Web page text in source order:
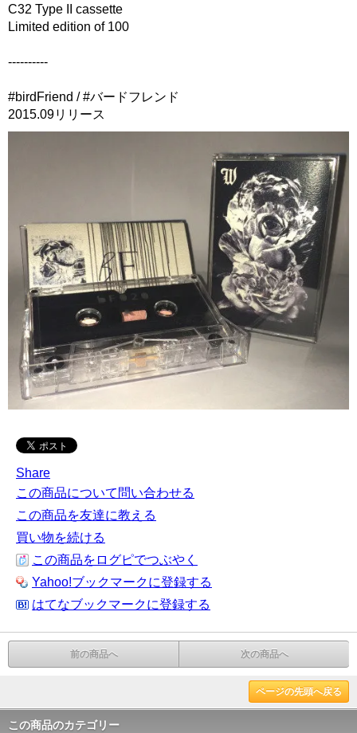
C32 Type II cassette
Limited edition of 100
----------
#birdFriend / #バードフレンド
2015.09リリース
Share
この商品について問い合わせる
この商品を友達に教える
買い物を続ける
この商品をログピでつぶやく
Yahoo!ブックマークに登録する
はてなブックマークに登録する
前の商品へ 次の商品へ
ページの先頭へ戻る
この商品のカテゴリー